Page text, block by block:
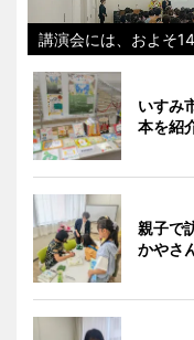
講演会には、およそ
いすみ
本を紹
親子で
かやさ